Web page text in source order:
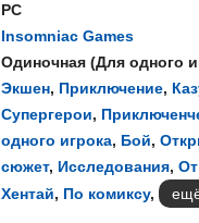
PC
Insomniac Games
Одиночная (Для одного
Экшен, Приключение,
Супергерои,
одного игрока, Бой,
сюжет, Исследования,
Хентай, По комиксу,